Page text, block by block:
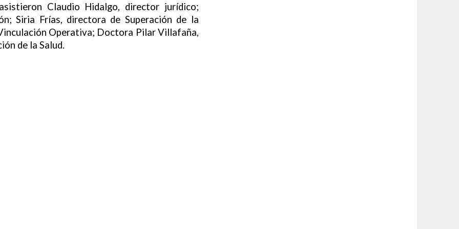
Claudio Hidalgo, director jurídico;
Siria Frías, directora de Superación de la
Operativa; Doctora Pilar Villafaña,
de la Salud.